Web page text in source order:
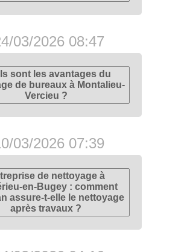
03/2026 08:47
sont les avantages du
de bureaux à Montalieu-
Vercieu ?
03/2026 07:39
de nettoyage à
en-Bugey : comment
assure-t-elle le nettoyage
après travaux ?